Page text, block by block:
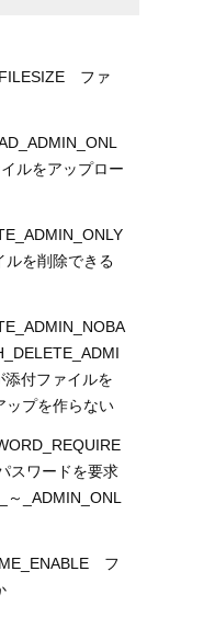
ファ
ルをアップロー
を削除できる
添付ファイルを
ップを作らない
スワードを要求
～_ADMIN_ONL
フ